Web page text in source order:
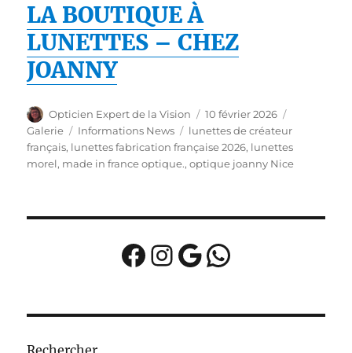
LA BOUTIQUE À
LUNETTES – CHEZ
JOANNY
Auteur
Opticien Expert de la Vision
Publié
le
10 février 2026
Galerie
Catégories
Informations News Étiquettes
lunettes de créateur
français, lunettes fabrication française 2026, lunettes
morel, made in france optique.,optique joanny Nice
Facebook
Instagram
Google
WhatsApp